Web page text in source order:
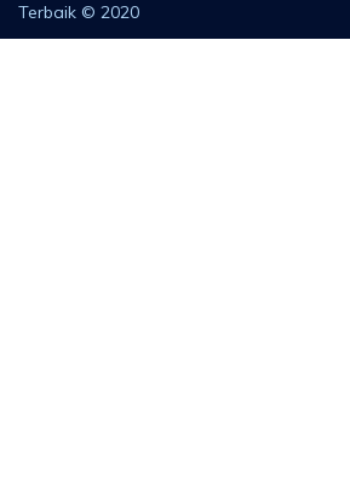
Terbaik © 2020